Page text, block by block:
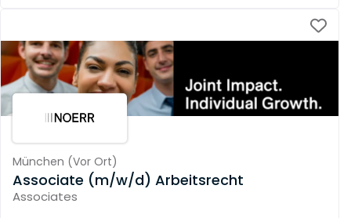
München (Vor Ort)
Associate (m/w/d) Arbeitsrecht
Associates